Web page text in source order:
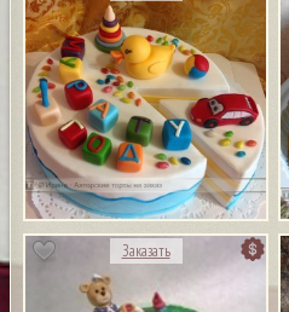
Заказать